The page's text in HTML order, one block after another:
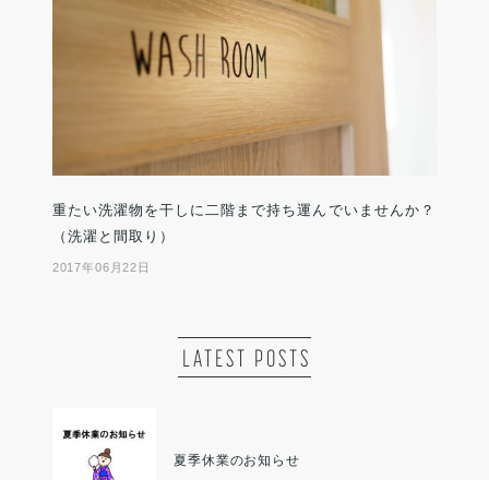
重たい洗濯物を干しに二階まで持ち運んでいませんか？
（洗濯と間取り）
2017年06月22日
LATEST POSTS
夏季休業のお知らせ